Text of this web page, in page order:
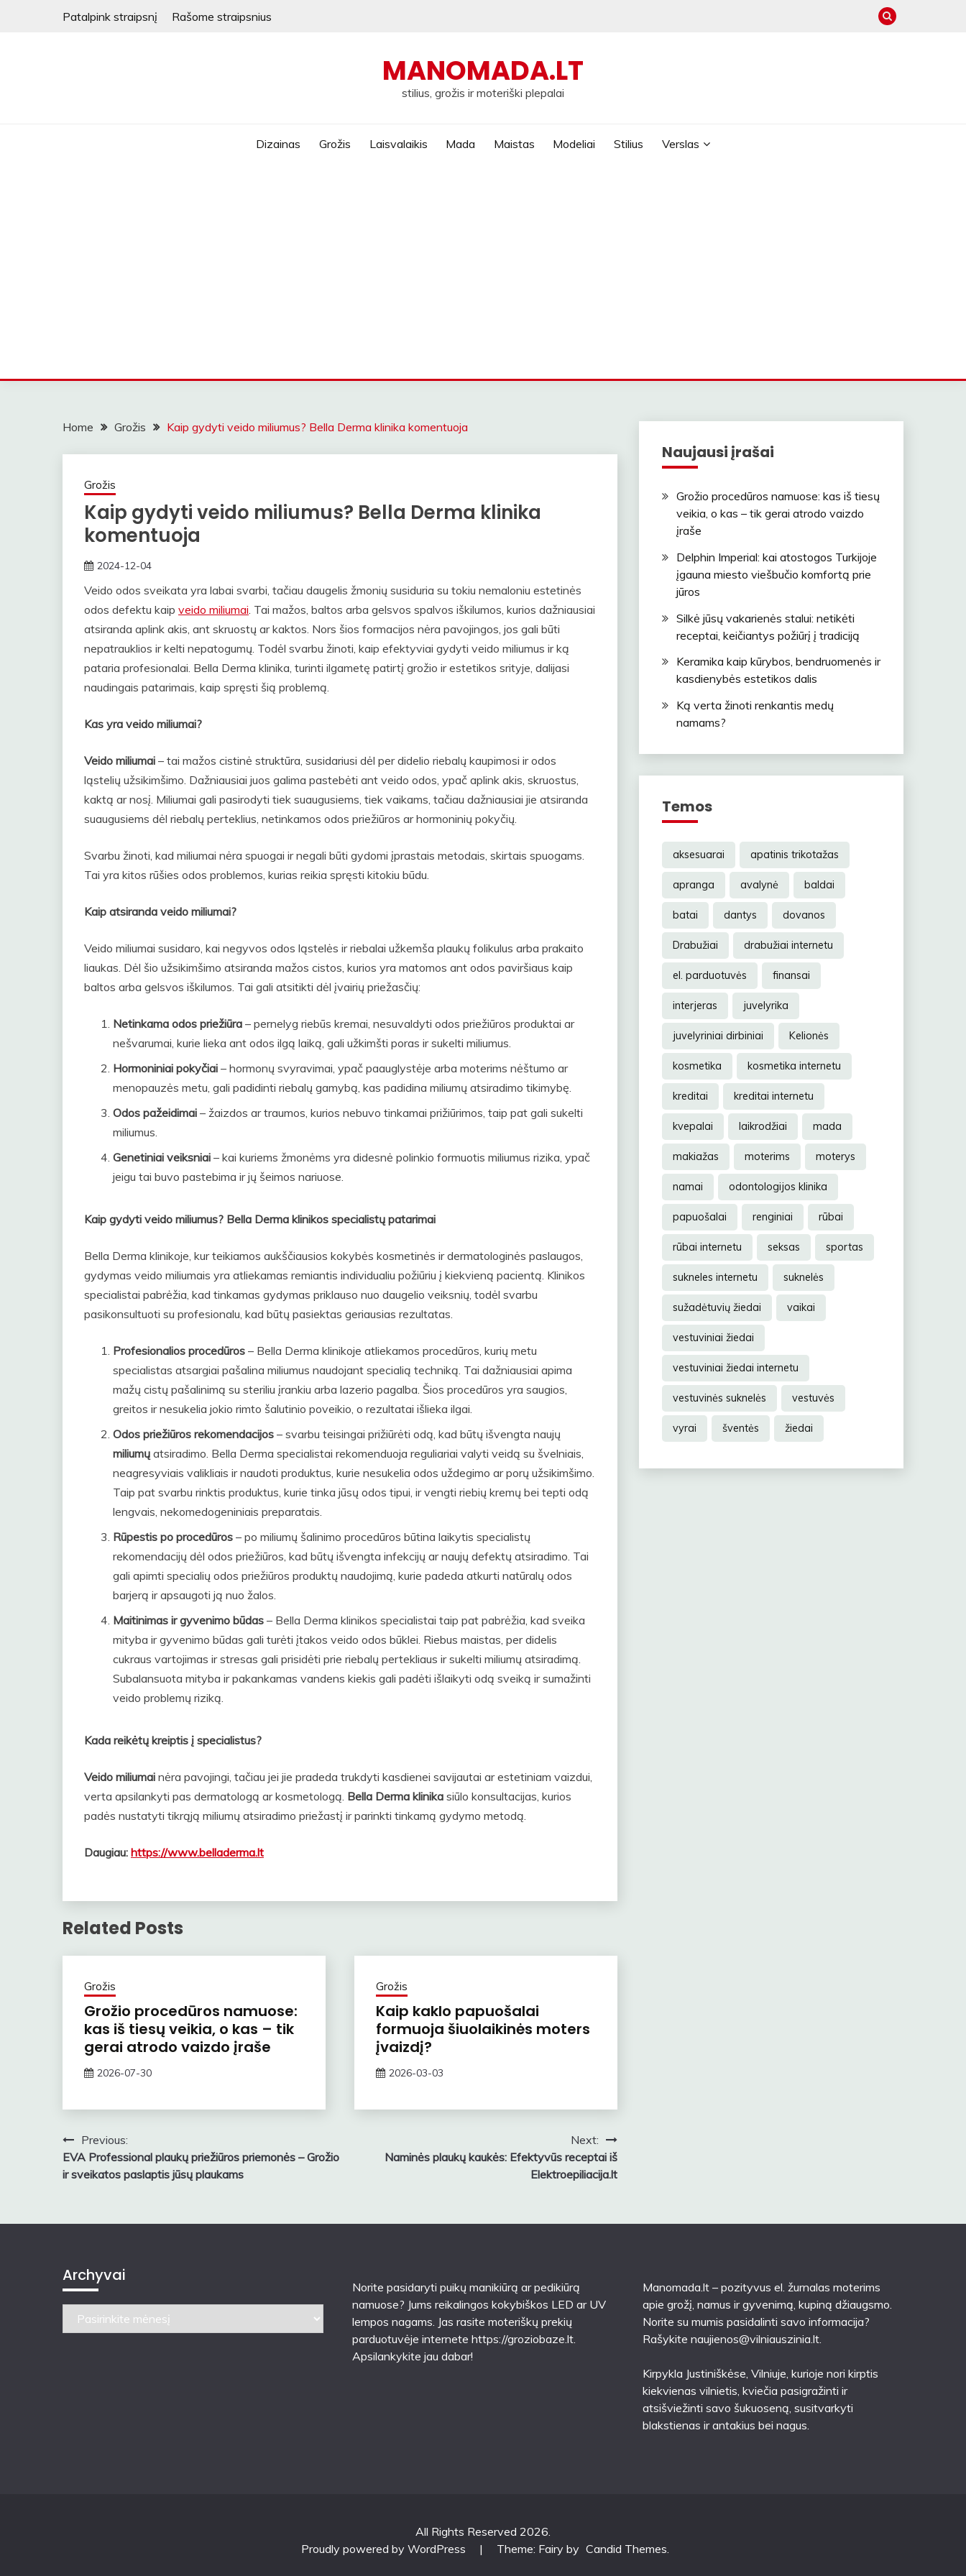
Patalpink straipsnį Rašome straipsnius
MANOMADA.LT
stilius, grožis ir moteriški plepalai
Dizainas Grožis Laisvalaikis Mada Maistas Modeliai Stilius Verslas
Home Grožis Kaip gydyti veido miliumus? Bella Derma klinika komentuoja
Grožis
Kaip gydyti veido miliumus? Bella Derma klinika
komentuoja
2024-12-04
Veido odos sveikata yra labai svarbi, tačiau daugelis žmonių susiduria su tokiu nemaloniu estetinės
odos defektu kaip veido miliumai. Tai mažos, baltos arba gelsvos spalvos iškilumos, kurios dažniausiai
atsiranda aplink akis, ant skruostų ar kaktos. Nors šios formacijos nėra pavojingos, jos gali būti
nepatrauklios ir kelti nepatogumų. Todėl svarbu žinoti, kaip efektyviai gydyti veido miliumus ir ką
pataria profesionalai. Bella Derma klinika, turinti ilgametę patirtį grožio ir estetikos srityje, dalijasi
naudingais patarimais, kaip spręsti šią problemą.
Kas yra veido miliumai?
Veido miliumai – tai mažos cistinė struktūra, susidariusi dėl per didelio riebalų kaupimosi ir odos
ląstelių užsikimšimo. Dažniausiai juos galima pastebėti ant veido odos, ypač aplink akis, skruostus,
kaktą ar nosį. Miliumai gali pasirodyti tiek suaugusiems, tiek vaikams, tačiau dažniausiai jie atsiranda
suaugusiems dėl riebalų perteklius, netinkamos odos priežiūros ar hormoninių pokyčių.
Svarbu žinoti, kad miliumai nėra spuogai ir negali būti gydomi įprastais metodais, skirtais spuogams.
Tai yra kitos rūšies odos problemos, kurias reikia spręsti kitokiu būdu.
Kaip atsiranda veido miliumai?
Veido miliumai susidaro, kai negyvos odos ląstelės ir riebalai užkemša plaukų folikulus arba prakaito
liaukas. Dėl šio užsikimšimo atsiranda mažos cistos, kurios yra matomos ant odos paviršiaus kaip
baltos arba gelsvos iškilumos. Tai gali atsitikti dėl įvairių priežasčių:
Netinkama odos priežiūra – pernelyg riebūs kremai, nesuvaldyti odos priežiūros produktai ar
nešvarumai, kurie lieka ant odos ilgą laiką, gali užkimšti poras ir sukelti miliumus.
Hormoniniai pokyčiai – hormonų svyravimai, ypač paauglystėje arba moterims nėštumo ar
menopauzės metu, gali padidinti riebalų gamybą, kas padidina miliumų atsiradimo tikimybę.
Odos pažeidimai – žaizdos ar traumos, kurios nebuvo tinkamai prižiūrimos, taip pat gali sukelti
miliumus.
Genetiniai veiksniai – kai kuriems žmonėms yra didesnė polinkio formuotis miliumus rizika, ypač
jeigu tai buvo pastebima ir jų šeimos nariuose.
Kaip gydyti veido miliumus? Bella Derma klinikos specialistų patarimai
Bella Derma klinikoje, kur teikiamos aukščiausios kokybės kosmetinės ir dermatologinės paslaugos,
gydymas veido miliumais yra atliekamas remiantis individualiu požiūriu į kiekvieną pacientą. Klinikos
specialistai pabrėžia, kad tinkamas gydymas priklauso nuo daugelio veiksnių, todėl svarbu
pasikonsultuoti su profesionalu, kad būtų pasiektas geriausias rezultatas.
Profesionalios procedūros – Bella Derma klinikoje atliekamos procedūros, kurių metu
specialistas atsargiai pašalina miliumus naudojant specialią techniką. Tai dažniausiai apima
mažų cistų pašalinimą su steriliu įrankiu arba lazerio pagalba. Šios procedūros yra saugios,
greitos ir nesukelia jokio rimto šalutinio poveikio, o rezultatai išlieka ilgai.
Odos priežiūros rekomendacijos – svarbu teisingai prižiūrėti odą, kad būtų išvengta naujų
miliumų atsiradimo. Bella Derma specialistai rekomenduoja reguliariai valyti veidą su švelniais,
neagresyviais valikliais ir naudoti produktus, kurie nesukelia odos uždegimo ar porų užsikimšimo.
Taip pat svarbu rinktis produktus, kurie tinka jūsų odos tipui, ir vengti riebių kremų bei tepti odą
lengvais, nekomedogeniniais preparatais.
Rūpestis po procedūros – po miliumų šalinimo procedūros būtina laikytis specialistų
rekomendacijų dėl odos priežiūros, kad būtų išvengta infekcijų ar naujų defektų atsiradimo. Tai
gali apimti specialių odos priežiūros produktų naudojimą, kurie padeda atkurti natūralų odos
barjerą ir apsaugoti ją nuo žalos.
Maitinimas ir gyvenimo būdas – Bella Derma klinikos specialistai taip pat pabrėžia, kad sveika
mityba ir gyvenimo būdas gali turėti įtakos veido odos būklei. Riebus maistas, per didelis
cukraus vartojimas ir stresas gali prisidėti prie riebalų pertekliaus ir sukelti miliumų atsiradimą.
Subalansuota mityba ir pakankamas vandens kiekis gali padėti išlaikyti odą sveiką ir sumažinti
veido problemų riziką.
Kada reikėtų kreiptis į specialistus?
Veido miliumai nėra pavojingi, tačiau jei jie pradeda trukdyti kasdienei savijautai ar estetiniam vaizdui,
verta apsilankyti pas dermatologą ar kosmetologą. Bella Derma klinika siūlo konsultacijas, kurios
padės nustatyti tikrąją miliumų atsiradimo priežastį ir parinkti tinkamą gydymo metodą.
Daugiau: https://www.belladerma.lt
Related Posts
Grožis
Grožio procedūros namuose:
kas iš tiesų veikia, o kas – tik
gerai atrodo vaizdo įraše
2026-07-30
Grožis
Kaip kaklo papuošalai
formuoja šiuolaikinės moters
įvaizdį?
2026-03-03
Navigacija
tarp
Previous:
EVA Professional plaukų priežiūros priemonės – Grožio
ir sveikatos paslaptis jūsų plaukams
Next:
Naminės plaukų kaukės: Efektyvūs receptai iš
Elektroepiliacija.lt
Naujausi įrašai
Grožio procedūros namuose: kas iš tiesų
veikia, o kas – tik gerai atrodo vaizdo
įraše
Delphin Imperial: kai atostogos Turkijoje
įgauna miesto viešbučio komfortą prie
jūros
Silkė jūsų vakarienės stalui: netikėti
receptai, keičiantys požiūrį į tradiciją
Keramika kaip kūrybos, bendruomenės ir
kasdienybės estetikos dalis
Ką verta žinoti renkantis medų
namams?
Temos
aksesuarai apatinis trikotažas
apranga avalynė baldai
batai dantys dovanos
Drabužiai drabužiai internetu
el. parduotuvės finansai
interjeras juvelyrika
juvelyriniai dirbiniai Kelionės
kosmetika kosmetika internetu
kreditai kreditai internetu
kvepalai laikrodžiai mada
makiažas moterims moterys
namai odontologijos klinika
papuošalai renginiai rūbai
rūbai internetu seksas sportas
sukneles internetu suknelės
sužadėtuvių žiedai vaikai
vestuviniai žiedai
vestuviniai žiedai internetu
vestuvinės suknelės vestuvės
vyrai šventės žiedai
Archyvai
Archyvai
Norite pasidaryti puikų manikiūrą ar pedikiūrą
namuose? Jums reikalingos kokybiškos LED ar UV
lempos nagams. Jas rasite moteriškų prekių
parduotuvėje internetehttps://groziobaze.lt
Apsilankykite jau dabar!
Manomada.lt – pozityvus el. žurnalas moterims
apie grožį, namus ir gyvenimą, kupiną džiaugsmo.
Norite su mumis pasidalinti savo informacija?
Rašykite naujienos@vilniauszinia.lt.
Kirpykla Justiniškėse , Vilniuje, kurioje nori kirptis
kiekvienas vilnietis, kviečia pasigražinti ir
atsišviežinti savo šukuoseną, susitvarkyti
blakstienas ir antakius bei nagus.
All Rights Reserved 2026.
Proudly powered by WordPress
| Theme: Fairy by Candid Themes